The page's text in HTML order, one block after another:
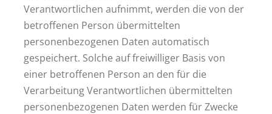
Verantwortlichen aufnimmt, werden die von der
betroffenen Person übermittelten
personenbezogenen Daten automatisch
gespeichert. Solche auf freiwilliger Basis von
einer betroffenen Person an den für die
Verarbeitung Verantwortlichen übermittelten
personenbezogenen Daten werden für Zwecke